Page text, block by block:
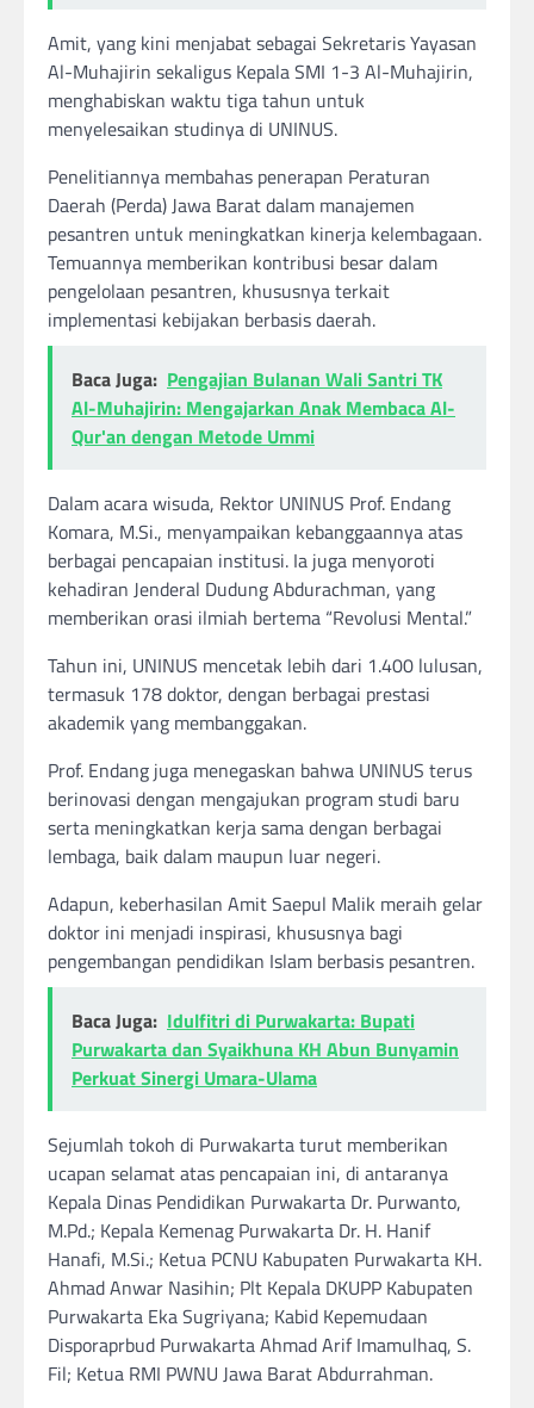
Amit, yang kini menjabat sebagai Sekretaris Yayasan
Al-Muhajirin sekaligus Kepala SMI 1-3 Al-Muhajirin,
menghabiskan waktu tiga tahun untuk
menyelesaikan studinya di UNINUS.
Penelitiannya membahas penerapan Peraturan
Daerah (Perda) Jawa Barat dalam manajemen
pesantren untuk meningkatkan kinerja kelembagaan.
Temuannya memberikan kontribusi besar dalam
pengelolaan pesantren, khususnya terkait
implementasi kebijakan berbasis daerah.
Baca Juga: Pengajian Bulanan Wali Santri TK
Al-Muhajirin: Mengajarkan Anak Membaca Al-
Qur'an dengan Metode Ummi
Dalam acara wisuda, Rektor UNINUS Prof. Endang
Komara, M.Si., menyampaikan kebanggaannya atas
berbagai pencapaian institusi. Ia juga menyoroti
kehadiran Jenderal Dudung Abdurachman, yang
memberikan orasi ilmiah bertema “Revolusi Mental.”
Tahun ini, UNINUS mencetak lebih dari 1.400 lulusan,
termasuk 178 doktor, dengan berbagai prestasi
akademik yang membanggakan.
Prof. Endang juga menegaskan bahwa UNINUS terus
berinovasi dengan mengajukan program studi baru
serta meningkatkan kerja sama dengan berbagai
lembaga, baik dalam maupun luar negeri.
Adapun, keberhasilan Amit Saepul Malik meraih gelar
doktor ini menjadi inspirasi, khususnya bagi
pengembangan pendidikan Islam berbasis pesantren.
Baca Juga: Idulfitri di Purwakarta: Bupati
Purwakarta dan Syaikhuna KH Abun Bunyamin
Perkuat Sinergi Umara-Ulama
Sejumlah tokoh di Purwakarta turut memberikan
ucapan selamat atas pencapaian ini, di antaranya
Kepala Dinas Pendidikan Purwakarta Dr. Purwanto,
M.Pd.; Kepala Kemenag Purwakarta Dr. H. Hanif
Hanafi, M.Si.; Ketua PCNU Kabupaten Purwakarta KH.
Ahmad Anwar Nasihin; Plt Kepala DKUPP Kabupaten
Purwakarta Eka Sugriyana; Kabid Kepemudaan
Disporaprbud Purwakarta Ahmad Arif Imamulhaq, S.
Fil; Ketua RMI PWNU Jawa Barat Abdurrahman.